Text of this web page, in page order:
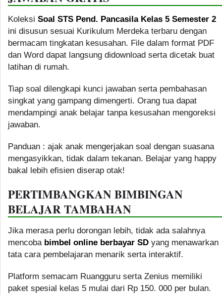
Koleksi Soal STS Pend. Pancasila Kelas 5 Semester 2
ini disusun sesuai Kurikulum Merdeka terbaru dengan
bermacam tingkatan kesusahan. File dalam format PDF
dan Word dapat langsung didownload serta dicetak buat
latihan di rumah.
Tiap soal dilengkapi kunci jawaban serta pembahasan
singkat yang gampang dimengerti. Orang tua dapat
mendampingi anak belajar tanpa kesusahan mengoreksi
jawaban.
Panduan : ajak anak mengerjakan soal dengan suasana
mengasyikkan, tidak dalam tekanan. Belajar yang happy
bakal lebih efisien diserap otak!
PERTIMBANGKAN BIMBINGAN
BELAJAR TAMBAHAN
Jika merasa perlu dorongan lebih, tidak ada salahnya
mencoba bimbel online berbayar SD yang menawarkan
tata cara pembelajaran menarik serta interaktif.
Platform semacam Ruangguru serta Zenius memiliki
paket spesial kelas 5 mulai dari Rp 150. 000 per bulan.